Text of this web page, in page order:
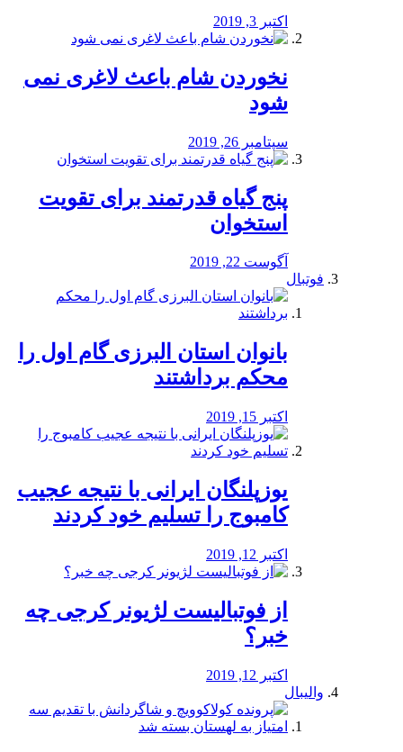
اکتبر 3, 2019
نخوردن شام باعث لاغری نمی
‌شود
سپتامبر 26, 2019
پنج گیاه قدرتمند برای تقویت
استخوان
آگوست 22, 2019
فوتبال
بانوان استان البرزی گام اول را
محكم برداشتند
اکتبر 15, 2019
یوزپلنگان ایرانی با نتیجه عجیب
کامبوج را تسلیم خود کردند
اکتبر 12, 2019
از فوتبالیست لژیونر کرجی چه
خبر؟
اکتبر 12, 2019
والیبال